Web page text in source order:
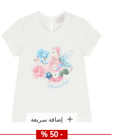
إضافة سريعة
- 50 %